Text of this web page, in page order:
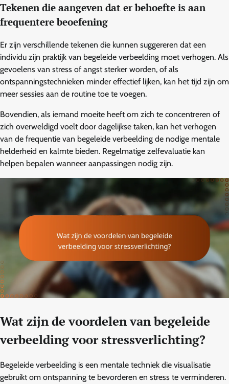
Tekenen die aangeven dat er behoefte is aan
frequentere beoefening
Er zijn verschillende tekenen die kunnen suggereren dat een
individu zijn praktijk van begeleide verbeelding moet verhogen. Als
gevoelens van stress of angst sterker worden, of als
ontspanningstechnieken minder effectief lijken, kan het tijd zijn om
meer sessies aan de routine toe te voegen.
Bovendien, als iemand moeite heeft om zich te concentreren of
zich overweldigd voelt door dagelijkse taken, kan het verhogen
van de frequentie van begeleide verbeelding de nodige mentale
helderheid en kalmte bieden. Regelmatige zelfevaluatie kan
helpen bepalen wanneer aanpassingen nodig zijn.
Wat zijn de voordelen van begeleide
verbeelding voor stressverlichting?
Begeleide verbeelding is een mentale techniek die visualisatie
gebruikt om ontspanning te bevorderen en stress te verminderen.